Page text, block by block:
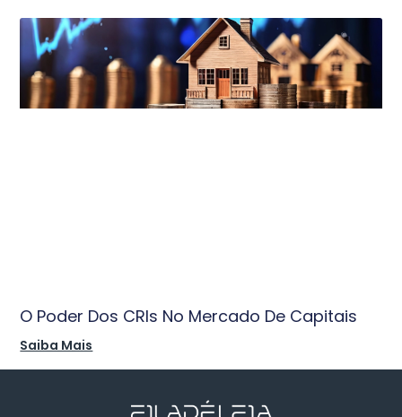
O Poder Dos CRIs No Mercado De Capitais
Saiba Mais